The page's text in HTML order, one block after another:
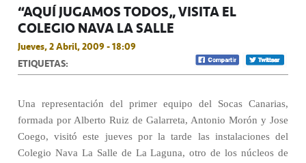
“AQUÍ JUGAMOS TODOS” VISITA EL
COLEGIO NAVA LA SALLE
Jueves, 2 Abril, 2009 - 18:09
ETIQUETAS:
Una representación del primer equipo del Socas Canarias,
formada por Alberto Ruiz de Galarreta, Antonio Morón y Jose
Coego, visitó este jueves por la tarde las instalaciones del
Colegio Nava La Salle de La Laguna, otro de los núcleos de